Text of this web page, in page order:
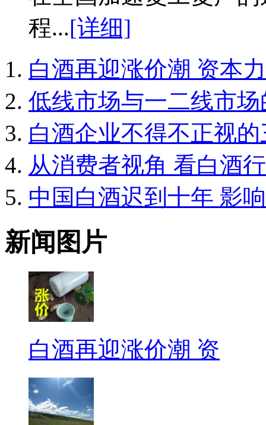
程...[详细]
白酒再迎涨价潮 资本
低线市场与一二线市
白酒企业不得不正视
从消费者视角 看白酒
中国白酒迟到十年 影
新闻图片
白酒再迎涨价潮 资